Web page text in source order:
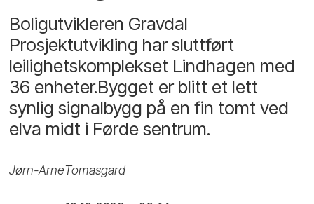
Boligutvikleren Gravdal
Prosjektutvikling har sluttført
leilighetskomplekset Lindhagen med
36 enheter.Bygget er blitt et lett
synlig signalbygg på en fin tomt ved
elva midt i Førde sentrum.
Jørn-ArneTomasgard